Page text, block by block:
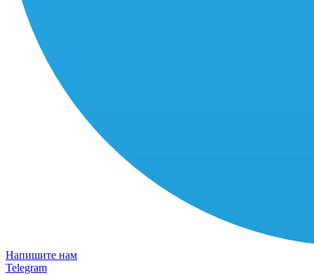
Напишите нам
Telegram